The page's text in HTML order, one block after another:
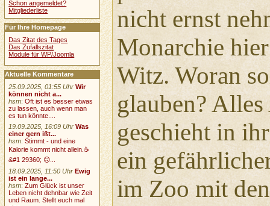
nicht ernst
Monarchie
Witz. Woran
glauben?
geschieht in
ein
im Zoo mit
Schon angemeldet?
Mitgliederliste
Für Ihre Homepage
Das Zitat des Tages
Das Zufallszitat
Module für WP/Joomla
Aktuelle Kommentare
25.09.2025, 01:55 Uhr Wir
können nicht a...
hsm:Oft ist es besser etwas
zu lassen, auch wenn man
es tun könnte....
19.09.2025, 16:09 Uhr Was
einer gern ißt...
hsm:Stimmt - und eine
Kalorie kommt nicht allein.☕
&#1 29360; 🙃...
18.09.2025, 11:50 Uhr Ewig
ist ein lange...
hsm:Zum Glück ist unser
Leben nicht dehnbar wie Zeit
und Raum. Stellt euch mal